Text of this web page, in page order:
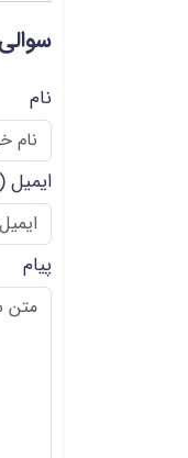
نام
ایمیل
پیام